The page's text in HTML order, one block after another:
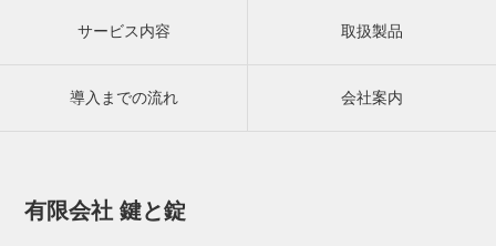
サービス内容 取扱製品
導入までの流れ 会社案内
有限会社 鍵と錠